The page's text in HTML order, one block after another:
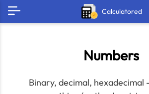
Calculatored
Numbers
Binary, decimal, hexadecimal